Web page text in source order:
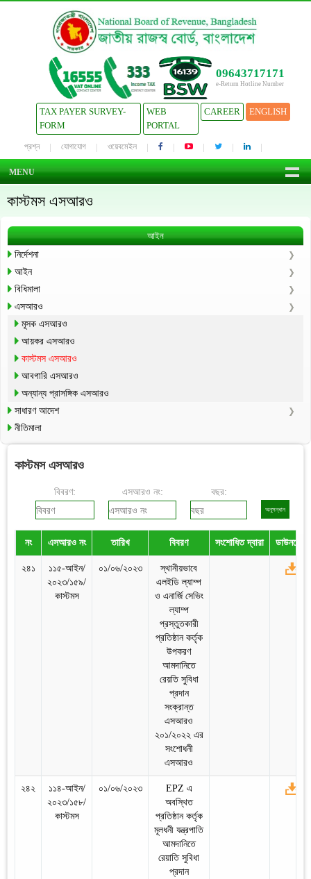
09643717171
e-Return Hotline Number
TAX PAYER SURVEY-
FORM
WEB
PORTAL
CAREER ENGLISH
প্রশ্ন যোগাযোগ ওয়েবমেইল
MENU
কাস্টমস এসআরও
আইন
নির্দেশনা
আইন
বিধিমালা
এসআরও
মূসক এসআরও
আয়কর এসআরও
কাস্টমস এসআরও
আবগারি এসআরও
অন্যান্য প্রাসঙ্গিক এসআরও
সাধারণ আদেশ
নীতিমালা
কাস্টমস এসআরও
বিবরণ: এসআরও নং: বছর:
নং এসআরও নং তারিখ বিবরণ সংশোধিত দ্বারা ডাউনলোড
২৪১
১১৫-আইন/
২০২৩/১৫৯/
কাস্টমস
০১/০৬/২০২৩
স্থানীয়ভাবে
এলইডি ল্যাম্প
ও এনার্জি সেভিং
ল্যাম্প
প্রস্তুতকারী
প্রতিষ্ঠান কর্তৃক
উপকরণ
আমদানিতে
রেয়তি সুবিধা
প্রদান
সংক্রান্ত
এসআরও
২০১/২০২২ এর
সংশোধনী
এসআরও
২৪২
১১৪-আইন/
২০২৩/১৫৮/
কাস্টমস
০১/০৬/২০২৩
EPZ এ
অবস্থিত
প্রতিষ্ঠান কর্তৃক
মূলধনী যন্ত্রপাতি
আমদানিতে
রেয়াতি সুবিধা
প্রদান